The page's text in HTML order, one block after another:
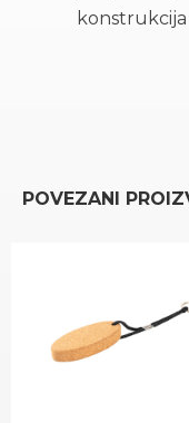
POVEZANI